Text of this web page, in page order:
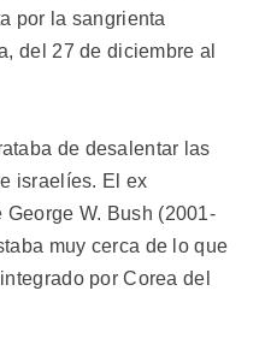
por la sangrienta
del 27 de diciembre al
de desalentar las
israelíes. El ex
W. Bush (2001-
muy cerca de lo que
por Corea del